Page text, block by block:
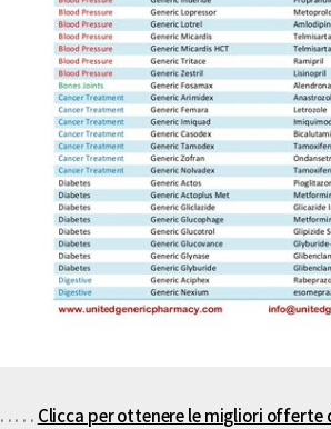
. . . . . Clicca per ottenere le migliori offerte